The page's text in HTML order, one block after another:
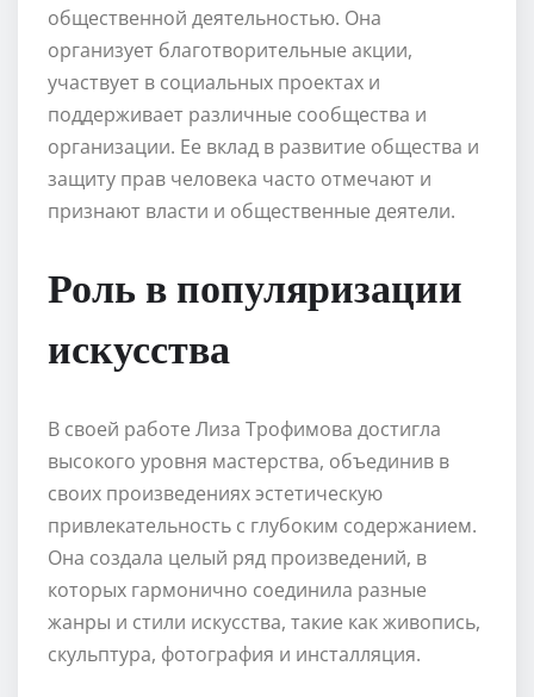
общественной деятельностью. Она
организует благотворительные акции,
участвует в социальных проектах и
поддерживает различные сообщества и
организации. Ее вклад в развитие общества и
защиту прав человека часто отмечают и
признают власти и общественные деятели.
Роль в популяризации
искусства
В своей работе Лиза Трофимова достигла
высокого уровня мастерства, объединив в
своих произведениях эстетическую
привлекательность с глубоким содержанием.
Она создала целый ряд произведений, в
которых гармонично соединила разные
жанры и стили искусства, такие как живопись,
скульптура, фотография и инсталляция.